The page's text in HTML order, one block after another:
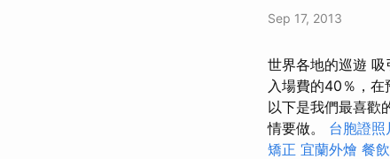
Sep 17, 2013
世界各地的巡遊 吸
入場費的40％，在
以下是我們最喜歡
情要做。 台胞證
矯正 宜蘭外燴 餐